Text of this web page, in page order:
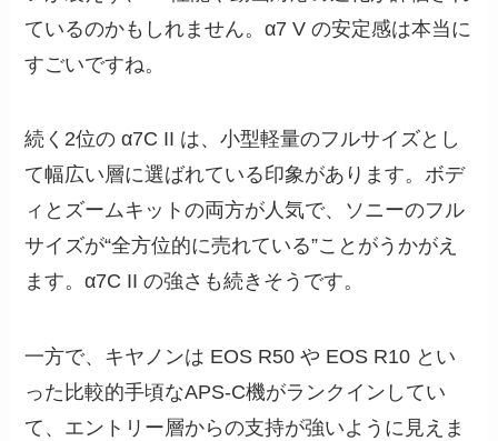
ているのかもしれません。α7 V の安定感は本当に
すごいですね。
続く2位の α7C II は、小型軽量のフルサイズとし
て幅広い層に選ばれている印象があります。ボデ
ィとズームキットの両方が人気で、ソニーのフル
サイズが“全方位的に売れている”ことがうかがえ
ます。α7C II の強さも続きそうです。
一方で、キヤノンは EOS R50 や EOS R10 とい
った比較的手頃なAPS-C機がランクインしてい
て、エントリー層からの支持が強いように見えま